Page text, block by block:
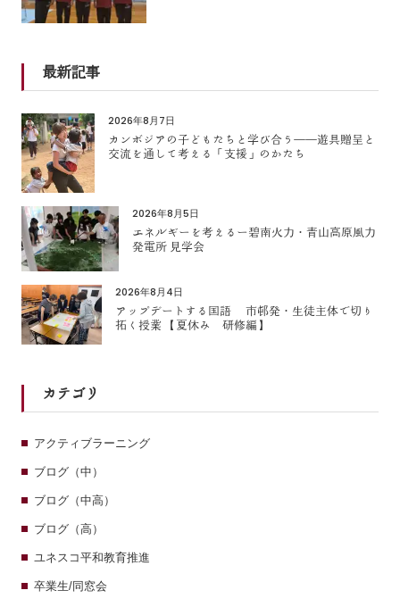
最新記事
2026年8月7日
カンボジアの子どもたちと学び合う――遊具贈呈と
交流を通して考える「支援」のかたち
2026年8月5日
エネルギーを考えるー碧南火力・青山高原風力
発電所 見学会
2026年8月4日
アップデートする国語 市邨発・生徒主体で切り
拓く授業 【夏休み 研修編】
カテゴリ
アクティブラーニング
ブログ（中）
ブログ（中高）
ブログ（高）
ユネスコ平和教育推進
卒業生/同窓会